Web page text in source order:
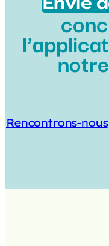
Rencontrons-nous